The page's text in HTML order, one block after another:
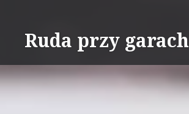
contentRuda przy garach